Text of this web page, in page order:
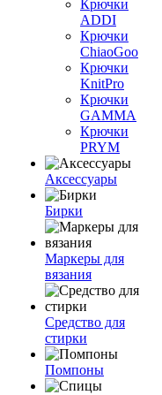
Крючки
ADDI
Крючки
ChiaoGoo
Крючки
KnitPro
Крючки
GAMMA
Крючки
PRYM
Аксессуары
Бирки
Маркеры для
вязания
Средство для
стирки
Помпоны